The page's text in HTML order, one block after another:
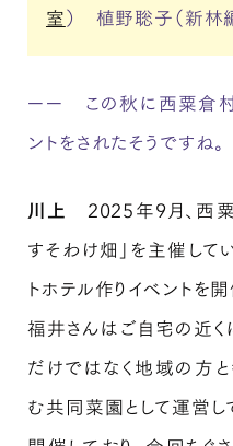
室） 植野聡子（新林
ーー この秋に西粟倉村
ントをされたそうですね。
川上
2025年9月、西
すそわけ畑」を主催して
トホテル作りイベントを開
福井さんはご自宅の近
だけではなく地域の方
む共同菜園として運営し